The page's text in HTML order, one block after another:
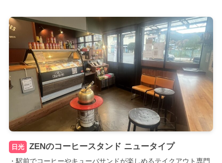
日光 ZENのコーヒースタンド ニュータイプ
・駅前でコーヒーやキューバサンドが楽しめるテイクアウト専門